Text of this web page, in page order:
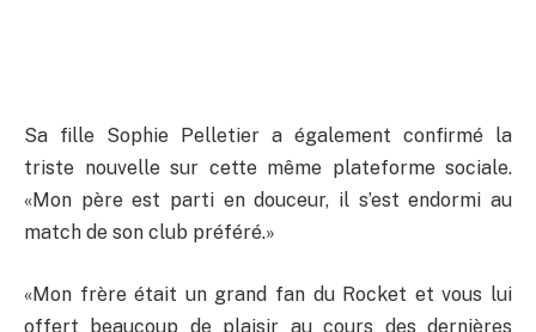
Sa fille Sophie Pelletier a également confirmé la
triste nouvelle sur cette même plateforme sociale.
«Mon père est parti en douceur, il s’est endormi au
match de son club préféré.»
«Mon frère était un grand fan du Rocket et vous lui
offert beaucoup de plaisir au cours des dernières